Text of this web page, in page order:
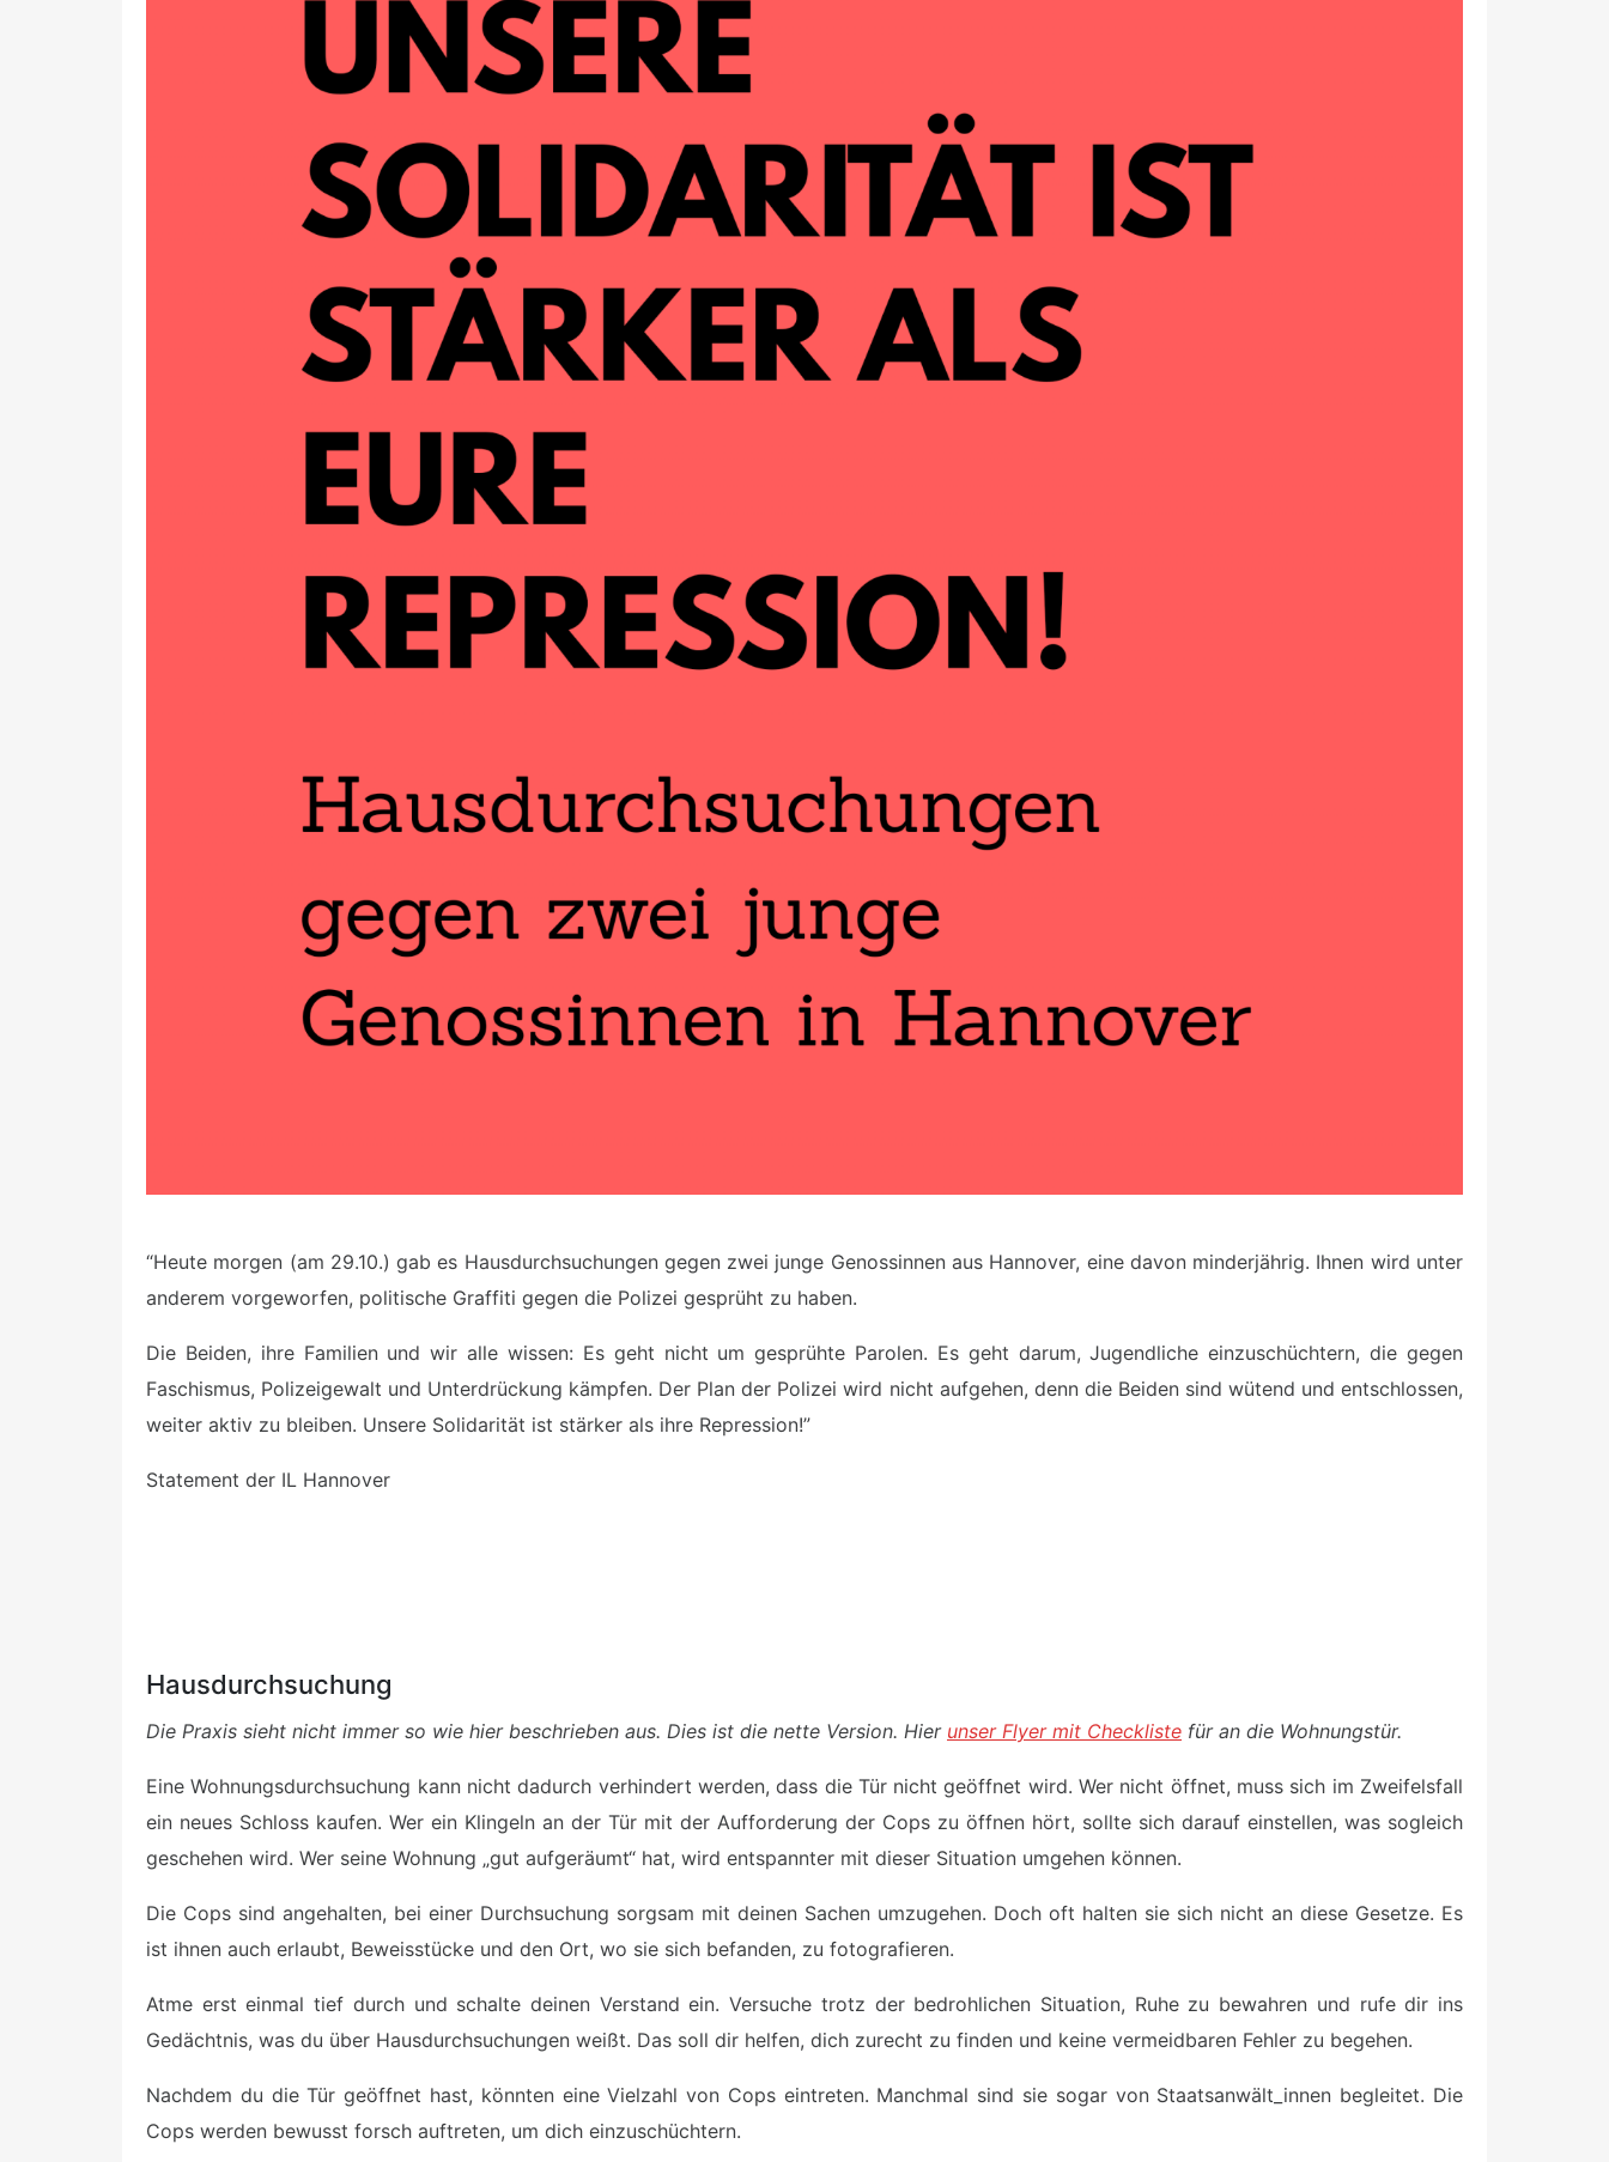
“Heute morgen (am 29.10.) gab es Hausdurchsuchungen gegen zwei junge Genossinnen aus Hannover, eine davon minderjährig. Ihnen wird unter
anderem vorgeworfen, politische Graffiti gegen die Polizei gesprüht zu haben.
Die Beiden, ihre Familien und wir alle wissen: Es geht nicht um gesprühte Parolen. Es geht darum, Jugendliche einzuschüchtern, die gegen
Faschismus, Polizeigewalt und Unterdrückung kämpfen. Der Plan der Polizei wird nicht aufgehen, denn die Beiden sind wütend und entschlossen,
weiter aktiv zu bleiben. Unsere Solidarität ist stärker als ihre Repression!”
Statement der IL Hannover
Hausdurchsuchung
Die Praxis sieht nicht immer so wie hier beschrieben aus. Dies ist die nette Version. Hier unser Flyer mit Checkliste für an die Wohnungstür.
Eine Wohnungsdurchsuchung kann nicht dadurch verhindert werden, dass die Tür nicht geöffnet wird. Wer nicht öffnet, muss sich im Zweifelsfall
ein neues Schloss kaufen. Wer ein Klingeln an der Tür mit der Aufforderung der Cops zu öffnen hört, sollte sich darauf einstellen, was sogleich
geschehen wird. Wer seine Wohnung „gut aufgeräumt“ hat, wird entspannter mit dieser Situation umgehen können.
Die Cops sind angehalten, bei einer Durchsuchung sorgsam mit deinen Sachen umzugehen. Doch oft halten sie sich nicht an diese Gesetze. Es
ist ihnen auch erlaubt, Beweisstücke und den Ort, wo sie sich befanden, zu fotografieren.
Atme erst einmal tief durch und schalte deinen Verstand ein. Versuche trotz der bedrohlichen Situation, Ruhe zu bewahren und rufe dir ins
Gedächtnis, was du über Hausdurchsuchungen weißt. Das soll dir helfen, dich zurecht zu finden und keine vermeidbaren Fehler zu begehen.
Nachdem du die Tür geöffnet hast, könnten eine Vielzahl von Cops eintreten. Manchmal sind sie sogar von Staatsanwält_innen begleitet. Die
Cops werden bewusst forsch auftreten, um dich einzuschüchtern.